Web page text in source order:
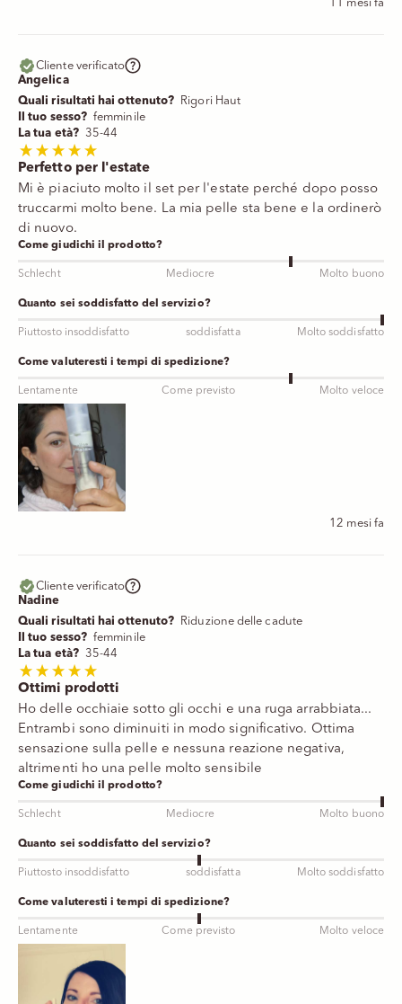
11 mesi fa
Cliente verificato
Angelica
Quali risultati hai ottenuto?
Rigori Haut
Il tuo sesso? femminile
La tua età?
35-44
Perfetto per l'estate
Mi è piaciuto molto il set per l'estate perché dopo posso
truccarmi molto bene. La mia pelle sta bene e la ordinerò
di nuovo.
Come giudichi il prodotto?
Schlecht Mediocre Molto buono
Quanto sei soddisfatto del servizio?
Piuttosto insoddisfatto soddisfatta Molto soddisfatto
Come valuteresti i tempi di spedizione?
Lentamente Come previsto Molto veloce
12 mesi fa
Cliente verificato
Nadine
Quali risultati hai ottenuto?
Riduzione delle cadute
Il tuo sesso? femminile
La tua età?
35-44
Ottimi prodotti
Ho delle occhiaie sotto gli occhi e una ruga arrabbiata...
Entrambi sono diminuiti in modo significativo. Ottima
sensazione sulla pelle e nessuna reazione negativa,
altrimenti ho una pelle molto sensibile
Come giudichi il prodotto?
Schlecht Mediocre Molto buono
Quanto sei soddisfatto del servizio?
Piuttosto insoddisfatto soddisfatta Molto soddisfatto
Come valuteresti i tempi di spedizione?
Lentamente Come previsto Molto veloce